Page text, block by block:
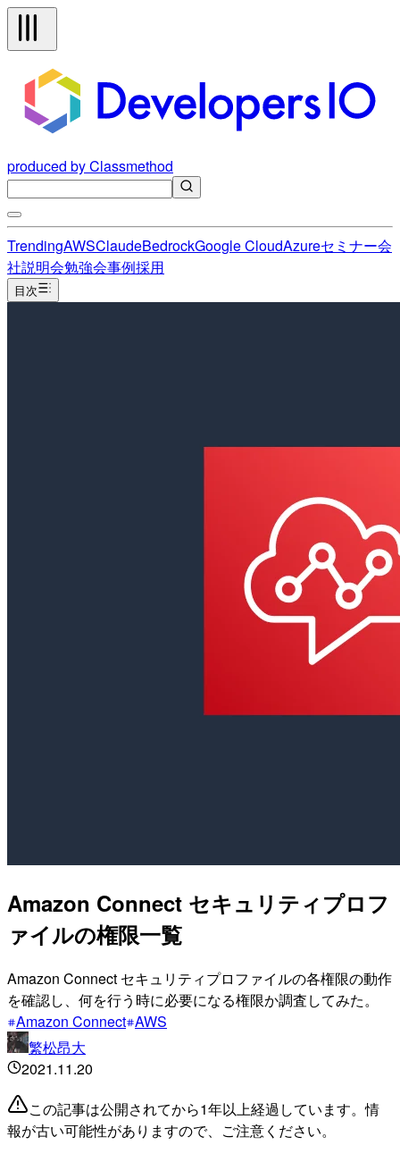
produced by Classmethod
TrendingAWSClaudeBedrockGoogle CloudAzureセミナー会
社説明会勉強会事例採用
目次
Amazon Connect セキュリティプロフ
ァイルの権限一覧
Amazon Connect セキュリティプロファイルの各権限の動作
を確認し、何を行う時に必要になる権限か調査してみた。
Amazon Connect AWS
繁松昂大
2021.11.20
この記事は公開されてから1年以上経過しています。情
報が古い可能性がありますので、ご注意ください。